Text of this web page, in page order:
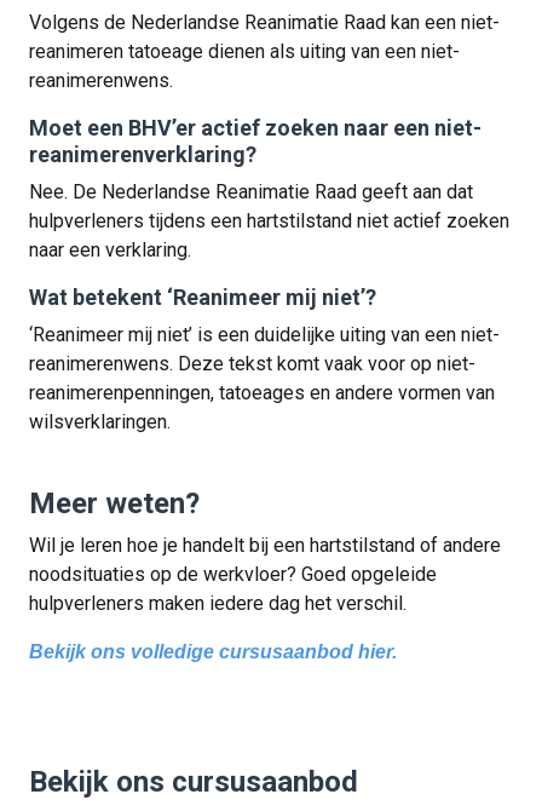
Volgens de Nederlandse Reanimatie Raad kan een niet-
reanimeren tatoeage dienen als uiting van een niet-
reanimerenwens.
Moet een BHV’er actief zoeken naar een niet-
reanimerenverklaring?
Nee. De Nederlandse Reanimatie Raad geeft aan dat
hulpverleners tijdens een hartstilstand niet actief zoeken
naar een verklaring.
Wat betekent ‘Reanimeer mij niet’?
‘Reanimeer mij niet’ is een duidelijke uiting van een niet-
reanimerenwens. Deze tekst komt vaak voor op niet-
reanimerenpenningen, tatoeages en andere vormen van
wilsverklaringen.
Meer weten?
Wil je leren hoe je handelt bij een hartstilstand of andere
noodsituaties op de werkvloer? Goed opgeleide
hulpverleners maken iedere dag het verschil.
Bekijk ons volledige cursusaanbod hier.
Bekijk ons cursusaanbod